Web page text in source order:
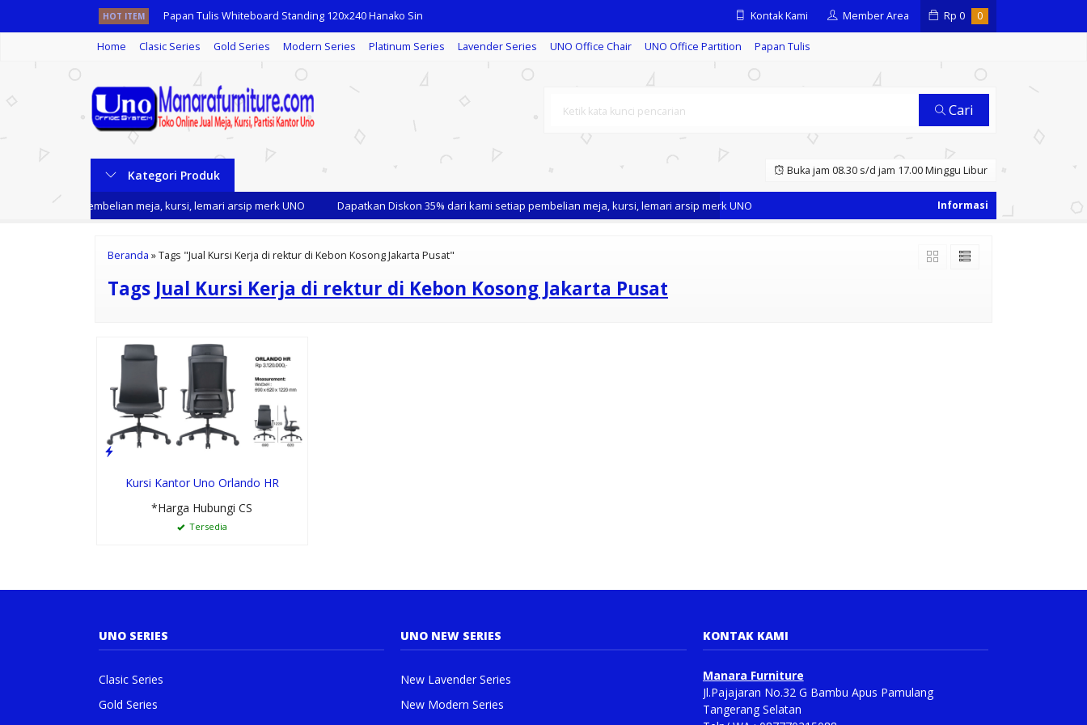
HOT ITEM Papan Tulis Whiteboard Standing 120x240 Hanako Sin
Filling Cabinet Uno UFL 7262
Lemari Arsip Atas Uno UST 8472
Kursi Kantor Uno LONDON GAP
Jual Meja Kantor Murano MOD 6052 N di Depok
Kursi Kantor Uno Tasmania
Kontak Kami Member Area Rp 0 0
Home Clasic Series Gold Series Modern Series Platinum Series Lavender Series UNO Office Chair UNO Office Partition Papan Tulis
Cari
Kategori Produk Buka jam 08.30 s/d jam 17.00 Minggu Libur
kami setiap pembelian meja, kursi, lemari arsip merk UNO Dapatkan Diskon 35% dari kami setiap pembelian meja, kursi, lemari arsip merk UNO
Beranda »Tags "Jual Kursi Kerja di rektur di Kebon Kosong Jakarta Pusat"
Tags Jual Kursi Kerja di rektur di Kebon Kosong Jakarta Pusat
Kursi Kantor Uno Orlando HR
*Harga Hubungi CS
Tersedia
UNO SERIES
Clasic Series
Gold Series
UNO NEW SERIES
New Lavender Series
New Modern Series
KONTAK KAMI
Manara Furniture
Jl.Pajajaran No.32 G Bambu Apus Pamulang
Tangerang Selatan